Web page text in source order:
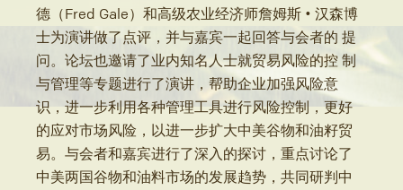
德（Fred Gale）和高级农业经济师詹姆斯 • 汉森博
士为演讲做了点评，并与嘉宾一起回答与会者的 提
问。论坛也邀请了业内知名人士就贸易风险的控 制
与管理等专题进行了演讲，帮助企业加强风险意
识，进一步利用各种管理工具进行风险控制，更好
的应对市场风险，以进一步扩大中美谷物和油籽贸
易。与会者和嘉宾进行了深入的探讨，重点讨论了
中美两国谷物和油料市场的发展趋势，共同研判中